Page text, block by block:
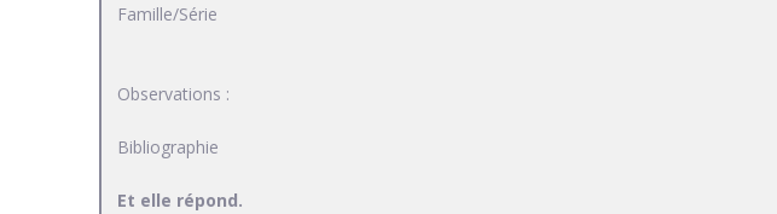
Famille/Série
Observations :
Bibliographie
Et elle répond.